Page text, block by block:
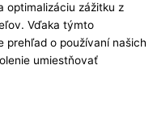
optimalizáciu zážitku z
Vďaka týmto
prehľad o používaní našich
umiestňovať